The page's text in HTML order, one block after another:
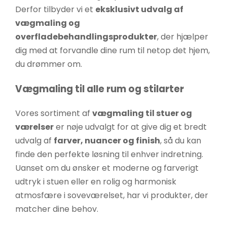
Derfor tilbyder vi et eksklusivt udvalg af
vægmaling og
overfladebehandlingsprodukter, der hjælper
dig med at forvandle dine rum til netop det hjem,
du drømmer om.
Vægmaling til alle rum og stilarter
Vores sortiment af vægmaling til stuer og
værelserer nøje udvalgt for at give dig et bredt
udvalg af farver, nuancer og finish, så du kan
finde den perfekte løsning til enhver indretning.
Uanset om du ønsker et moderne og farverigt
udtryk i stuen eller en rolig og harmonisk
atmosfære i soveværelset, har vi produkter, der
matcher dine behov.